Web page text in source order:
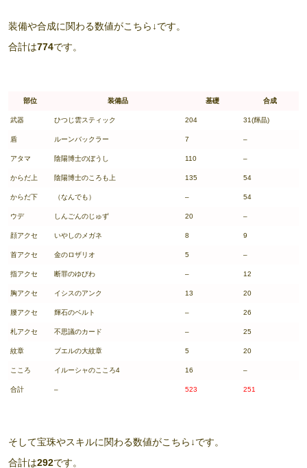
装備や合成に関わる数値がこちら↓です。
合計は774です。
部位 装備品 基礎 合成
武器 ひつじ雲スティック 204 31(輝晶)
盾 ルーンバックラー 7 –
アタマ 陰陽博士のぼうし 110 –
からだ上 陰陽博士のころも上 135 54
からだ下 （なんでも） – 54
ウデ しんごんのじゅず 20 –
顔アクセ いやしのメガネ 8 9
首アクセ 金のロザリオ 5 –
指アクセ 断罪のゆびわ – 12
胸アクセ イシスのアンク 13 20
腰アクセ 輝石のベルト – 26
札アクセ 不思議のカード – 25
紋章 ブエルの大紋章 5 20
こころ イルーシャのこころ4 16 –
合計 – 523 251
そして宝珠やスキルに関わる数値がこちら↓です。
合計は292です。